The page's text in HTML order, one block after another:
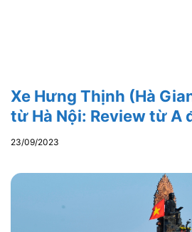
Xe Hưng Thịnh (Hà
từ Hà Nội: Review từ A
23/09/2023